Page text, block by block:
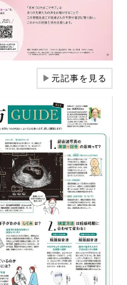
▶元記事を見る